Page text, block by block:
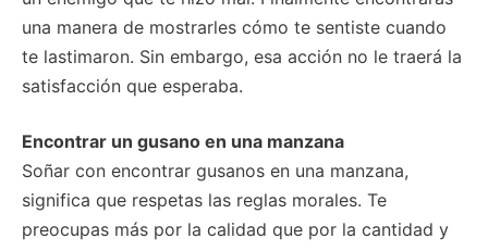
una manera de mostrarles cómo te sentiste cuando
te lastimaron. Sin embargo, esa acción no le traerá la
satisfacción que esperaba.
Encontrar un gusano en una manzana
Soñar con encontrar gusanos en una manzana,
significa que respetas las reglas morales. Te
preocupas más por la calidad que por la cantidad y